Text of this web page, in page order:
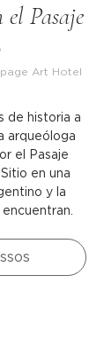
Pasaje
Art Hotel
de historia a
arqueóloga
el Pasaje
en una
y la